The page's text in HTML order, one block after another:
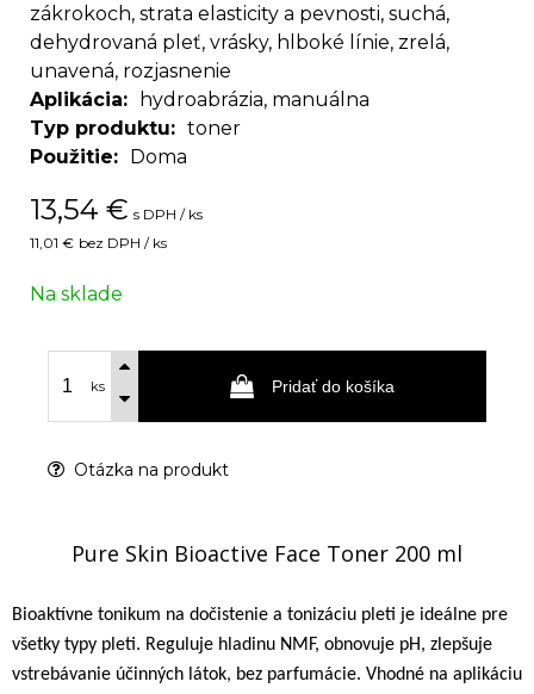
zákrokoch, strata elasticity a pevnosti, suchá,
dehydrovaná pleť, vrásky, hlboké línie, zrelá,
unavená, rozjasnenie
Aplikácia
hydroabrázia, manuálna
Typ produktu
toner
Použitie
Doma
13,54 € s DPH / ks
11,01 € bez DPH / ks
Na sklade
ks Pridať do košíka
Otázka na produkt
Pure Skin Bioactive Face Toner 200 ml
Bioaktívne tonikum na dočistenie a tonizáciu pleti je ideálne pre
všetky typy pleti. Reguluje hladinu NMF, obnovuje pH, zlepšuje
vstrebávanie účinných látok, bez parfumácie. Vhodné na aplikáciu